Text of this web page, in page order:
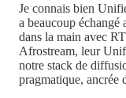
Je connais bien
a beaucoup
dans la main avec
Afrostream, leur
notre stack de
pragmatique, ancrée